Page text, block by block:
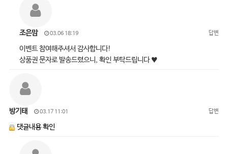
조은맘 03.06 18:19 답변
이벤트 참여해주셔서 감사합니다!
상품권 문자로 발송드렸으니, 확인 부탁드립니다 ♥
방기태 03.17 11:01 답변
댓글내용 확인